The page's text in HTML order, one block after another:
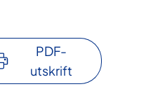
PDF-
utskrift